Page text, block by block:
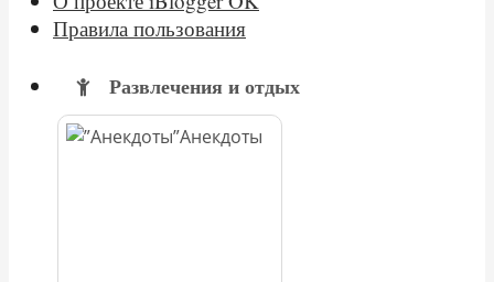
Правила пользования
Развлечения и отдых
Анекдоты